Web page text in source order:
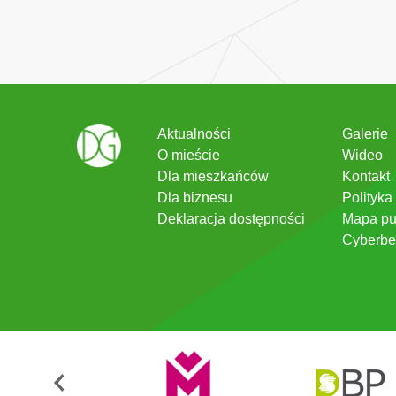
Aktualności
O mieście
Dla mieszkańców
Dla biznesu
Deklaracja dostępności
Galerie
Wideo
Kontakt
Mapa